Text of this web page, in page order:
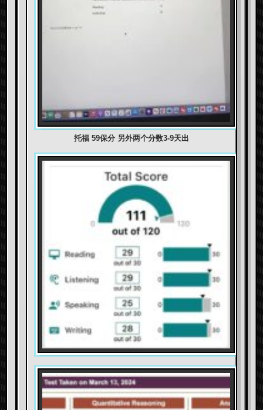
托福 59保分 另外两个分数3-9天出